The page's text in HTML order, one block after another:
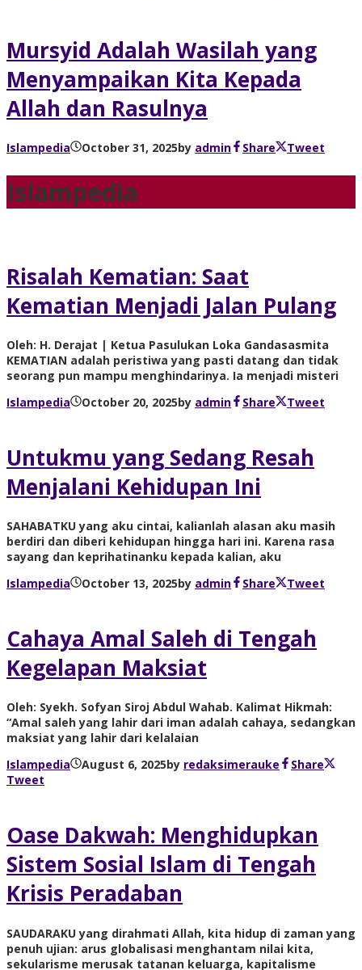
Mursyid Adalah Wasilah yang
Menyampaikan Kita Kepada
Allah dan Rasulnya
Islampedia October 31, 2025by admin Share Tweet
Islampedia
Risalah Kematian: Saat
Kematian Menjadi Jalan Pulang
Oleh: H. Derajat | Ketua Pasulukan Loka Gandasasmita
KEMATIAN adalah peristiwa yang pasti datang dan tidak
seorang pun mampu menghindarinya. Ia menjadi misteri
Islampedia
October 20, 2025by admin Share Tweet
Untukmu yang Sedang Resah
Menjalani Kehidupan Ini
SAHABATKU yang aku cintai, kalianlah alasan aku masih
berdiri dan diberi kehidupan hingga hari ini. Karena rasa
sayang dan keprihatinanku kepada kalian, aku
Islampedia
October 13, 2025by admin Share Tweet
Cahaya Amal Saleh di Tengah
Kegelapan Maksiat
Oleh: Syekh. Sofyan Siroj Abdul Wahab. Kalimat Hikmah:
“Amal saleh yang lahir dari iman adalah cahaya, sedangkan
maksiat yang lahir dari kelalaian
Islampedia
August 6, 2025by redaksimerauke
Share
Tweet
Oase Dakwah: Menghidupkan
Sistem Sosial Islam di Tengah
Krisis Peradaban
SAUDARAKU yang dirahmati Allah, kita hidup di zaman yang
penuh ujian: arus globalisasi menghantam nilai kita,
sekularisme merusak tatanan keluarga, kapitalisme